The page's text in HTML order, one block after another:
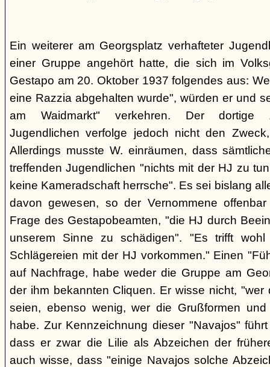
Ein weiterer am Georgsplatz verhafteter
einer Gruppe angehört hatte, die sich im
Gestapo am 20. Oktober 1937 folgendes aus:
eine Razzia abgehalten wurde", würden er und
am Waidmarkt" verkehren. Der dortige
Jugendlichen verfolge jedoch nicht den
Allerdings musste W. einräumen, dass
treffenden Jugendlichen "nichts mit der HJ zu
keine Kameradschaft herrsche". Es sei bislang
davon gewesen, so der Vernommene
Frage des Gestapobeamten, "die HJ durch
unserem Sinne zu schädigen". "Es trifft
Schlägereien mit der HJ vorkommen." Einen
auf Nachfrage, habe weder die Gruppe am
der ihm bekannten Cliquen. Er wisse nicht, "wer
seien, ebenso wenig, wer die Grußformen
habe. Zur Kennzeichnung dieser "Navajos"
dass er zwar die Lilie als Abzeichen der
auch wisse, dass "einige Navajos solche